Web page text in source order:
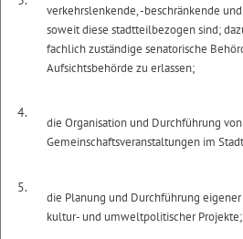
verkehrslenkende, -beschränkende
soweit diese stadtteilbezogen sind;
fachlich zuständige senatorische
Aufsichtsbehörde zu erlassen;
4.
die Organisation und Durchführung von
Gemeinschaftsveranstaltungen im
5.
die Planung und Durchführung
kultur- und umweltpolitischer Projekte;